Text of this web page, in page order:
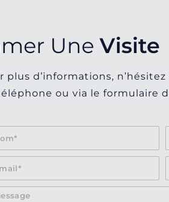
Une Visite
d’informations,
ou via le formulaire